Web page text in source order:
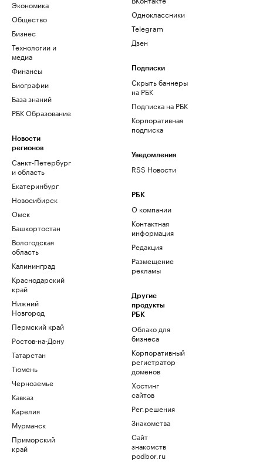
Экономика
Общество
Бизнес
Технологии и
медиа
Финансы
Биографии
База знаний
РБК Образование
Новости
регионов
Санкт-Петербург
и область
Екатеринбург
Новосибирск
Омск
Башкортостан
Вологодская
область
Калининград
Краснодарский
край
Нижний
Новгород
Пермский край
Ростов-на-Дону
Татарстан
Тюмень
Черноземье
Кавказ
Карелия
Мурманск
Приморский
край
Одноклассники
Telegram
Дзен
Подписки
Скрыть баннеры
на РБК
Подписка на РБК
Корпоративная
подписка
Уведомления
RSS Новости
РБК
О компании
Контактная
информация
Редакция
Размещение
рекламы
Другие
продукты
РБК
Облако для
бизнеса
Корпоративный
регистратор
доменов
Хостинг
сайтов
Рег.решения
Знакомства
Сайт
знакомств
podbor.ru